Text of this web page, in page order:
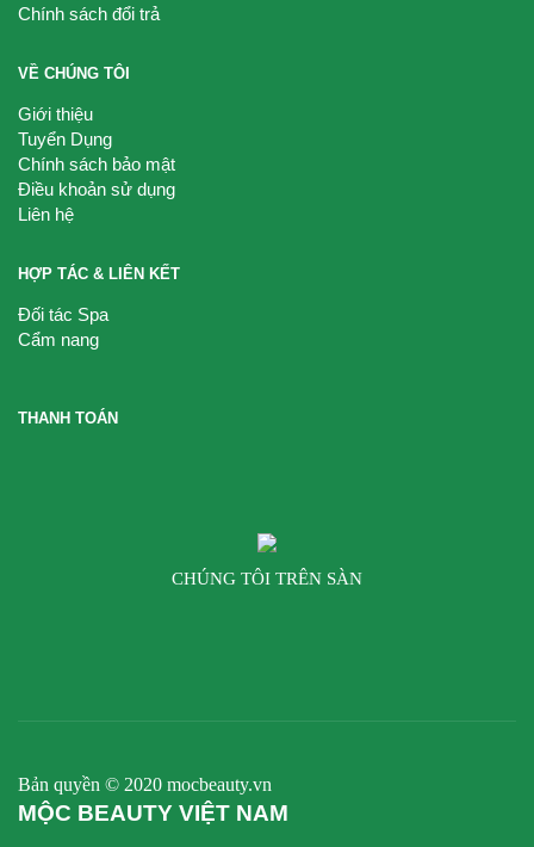
Chính sách đổi trả
VỀ CHÚNG TÔI
Giới thiệu
Tuyển Dụng
Chính sách bảo mật
Điều khoản sử dụng
Liên hệ
HỢP TÁC & LIÊN KẾT
Đối tác Spa
Cẩm nang
THANH TOÁN
CHÚNG TÔI TRÊN SÀN
Bản quyền © 2020 mocbeauty.vn
MỘC BEAUTY VIỆT NAM